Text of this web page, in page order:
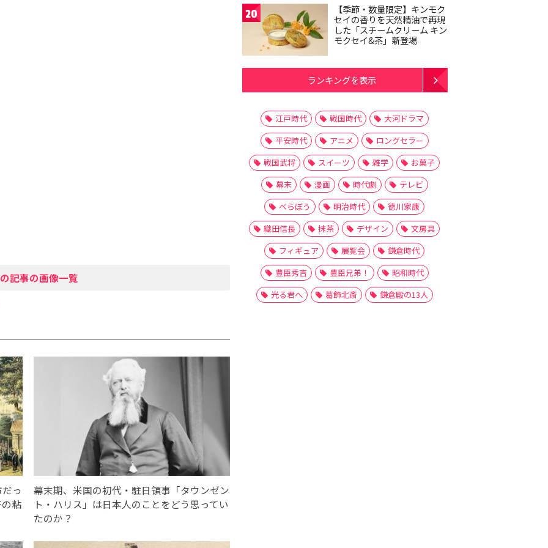
記事の画像一覧
っ
粘
幕末期、米国の初代・駐日領事「タウンゼン
ト・ハリス」は日本人のことをどう思ってい
たのか？
20
【季節・数量限定】キンモク
セイの香りを天然精油で再現
した「スチームクリーム キン
モクセイ&茶」新登場
ランキングを表示
江戸時代 戦国時代
大河ドラマ
平安時代
アニメ
ロングセラー
戦国武将
スイーツ 雑学
お菓子
幕末
漫画 時代劇
テレビ
べらぼう
明治時代
徳川家康
織田信長
抹茶 デザイン
文房具
フィギュア
展覧会
鎌倉時代
豊臣秀吉
豊臣兄弟！
昭和時代
光る君へ
葛飾北斎 鎌倉殿の13人